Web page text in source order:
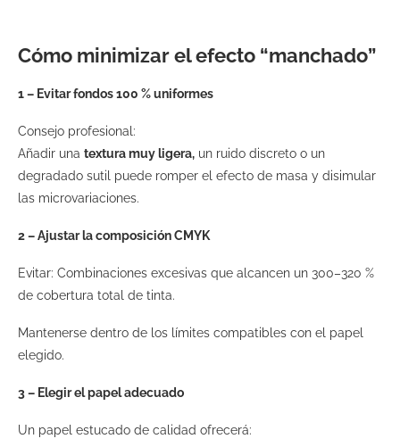
Cómo minimizar el efecto “manchado”
1 – Evitar fondos 100 % uniformes
Consejo profesional:
Añadir una textura muy ligera, un ruido discreto o un
degradado sutil puede romper el efecto de masa y disimular
las microvariaciones.
2 – Ajustar la composición CMYK
Evitar: Combinaciones excesivas que alcancen un 300–320 %
de cobertura total de tinta.
Mantenerse dentro de los límites compatibles con el papel
elegido.
3 – Elegir el papel adecuado
Un papel estucado de calidad ofrecerá: